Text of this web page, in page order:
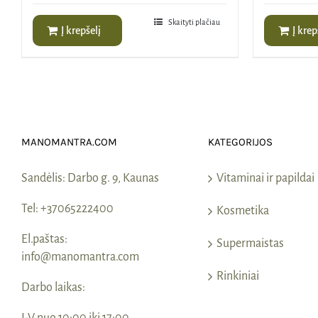
21,00€.
Į krepšelį
Skaityti plačiau
Į
MANOMANTRA.COM
Sandėlis: Darbo g. 9, Kaunas
Tel: +37065222400
El.paštas:
info@manomantra.com
Darbo laikas:
KATEGORIJOS
Vitaminai ir papildai
Kosmetika
Supermaistas
Rinkiniai